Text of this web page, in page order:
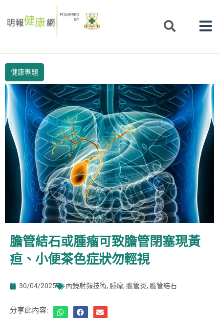
to
健康專題
膽管結石或腫瘤可致膽管閉塞現黃
疸、小便茶色症狀勿輕視
30/04/2025 內鏡射頻技術, 腫瘤, 膽管炎, 膽管結石
分享此內容: